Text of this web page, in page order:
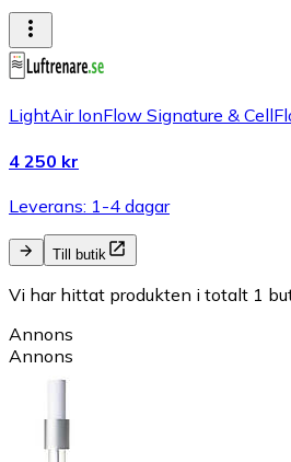
LightAir IonFlow Signature &
4 250 kr
Leverans: 1-4 dagar
Till butik
Vi har hittat produkten i totalt 1
Annons
Annons